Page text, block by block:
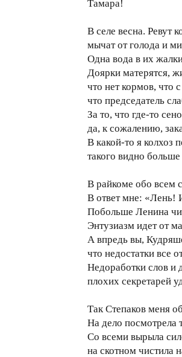
Тамара!
В селе весна. Ревут
мычат от голода и
Одна вода в их
Доярки матерятся,
что нет кормов, что
что председатель
За то, что где-то
да, к сожалению,
В какой-то я колхоз
такого видно больше
В райкоме обо всем
В ответ мне: «Лень!
Побольше Ленина
Энтузиазм идет от
А впредь вы,
что недостатки все
Недоработки слов и
плохих секретарей
Так Степаков меня
На дело посмотрела
Со всеми вырыла
на скотном чистила